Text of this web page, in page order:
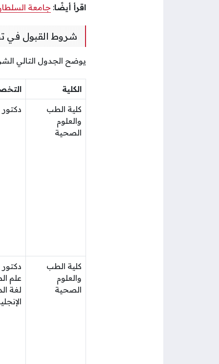
اقرأ أيضًا: جامعة
شروط القبول في
يوضح الجدول التالي
الكلية
كلية الطب
والعلوم
الصحية
كلية الطب
والعلوم
الصحية
علم
لغة